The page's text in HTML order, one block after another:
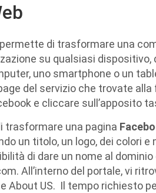
di trasformare una
su qualsiasi
uno smartphone o un
del servizio che trovate
e cliccare sull’apposito
trasformare una pagina
un titolo, un logo, dei colori
di dare un nome al
All’interno del portale, vi
About US. Il tempo richiesto